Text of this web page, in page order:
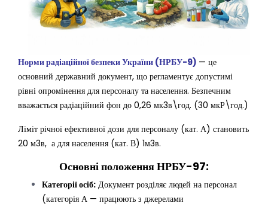
Норми радіаційної безпеки України (НРБУ-9) — це
основний державний документ, що регламентує допустимі
рівні опромінення для персоналу та населення. Безпечним
вважається радіаційний фон до 0,26 мк3в\год. (30 мкР\год.)
Ліміт річної ефективної дози для персоналу (кат. А) становить
20 м3в, а для населення (кат. В) 1м3в.
Основні положення НРБУ-97:
Категорії осіб: Документ розділяє людей на персонал
(категорія А — працюють з джерелами